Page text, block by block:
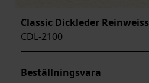
Classic Dickleder Reinweiss
CDL-2100
Beställningsvara